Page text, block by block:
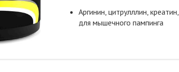
Аргинин, цитрулллин,
для мышечного пампинга